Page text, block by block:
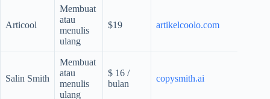
Articool
Membuat
atau
menulis
ulang
$19 artikelcoolo.com
Salin Smith
Membuat
atau
menulis
ulang
$ 16 /
bulan
copysmith.ai